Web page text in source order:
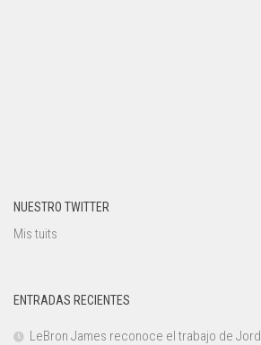
NUESTRO TWITTER
Mis tuits
ENTRADAS RECIENTES
LeBron James reconoce el trabajo de